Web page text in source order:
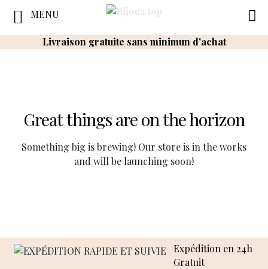
Livraison gratuite sans minimun d'achat
Great things are on the horizon
Something big is brewing! Our store is in the works
and will be launching soon!
Expédition en 24h
Gratuit
MENU